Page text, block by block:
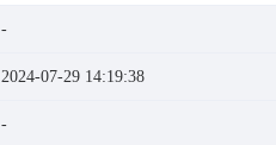
2024-07-29 14:19:38